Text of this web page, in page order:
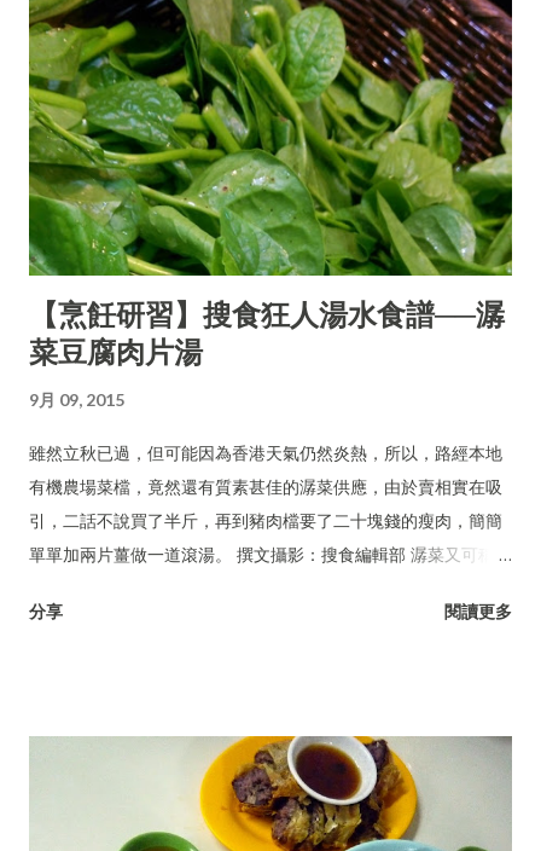
【烹飪研習】搜食狂人湯水食譜──潺
菜豆腐肉片湯
9月 09, 2015
雖然立秋已過，但可能因為香港天氣仍然炎熱，所以，路經本地
有機農場菜檔，竟然還有質素甚佳的潺菜供應，由於賣相實在吸
引，二話不說買了半斤，再到豬肉檔要了二十塊錢的瘦肉，簡簡
單單加兩片薑做一道滾湯。 撰文攝影：搜食編輯部 潺菜又可稱木
分享 閱讀更多